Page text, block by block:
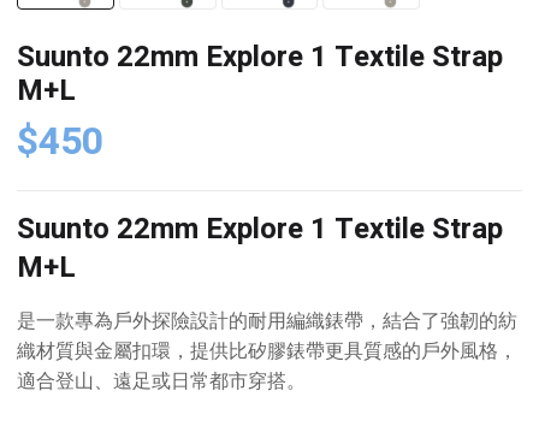
Suunto 22mm Explore 1 Textile Strap
M+L
$450
Suunto 22mm Explore 1 Textile Strap
M+L
是一款專為戶外探險設計的耐用編織錶帶，結合了強韌的紡
織材質與金屬扣環，提供比矽膠錶帶更具質感的戶外風格，
適合登山、遠足或日常都市穿搭。